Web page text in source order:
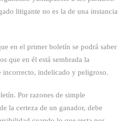
litigante no es la de una instancia
en el primer boletín se podrá saber
que en él está sembrada la
incorrecto, indelicado y peligroso.
Por razones de simple
la certeza de un ganador, debe